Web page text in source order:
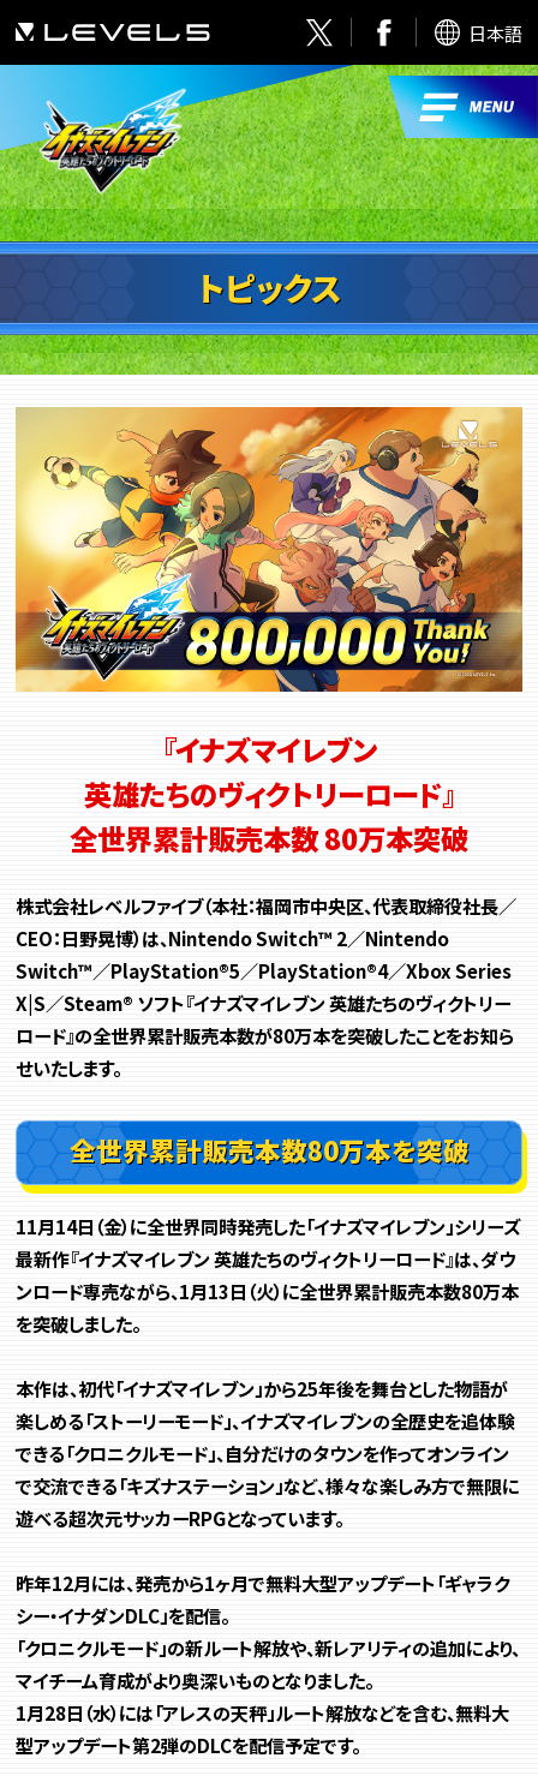
日本語
トピックス
『イナズマイレブン
英雄たちのヴィクトリーロード』
全世界累計販売本数 80万本突破
株式会社レベルファイブ（本社：福岡市中央区、代表取締役社長／
CEO：日野晃博）は、Nintendo Switch™ 2／Nintendo
Switch™／PlayStation®5／PlayStation®4／Xbox Series
X|S／Steam® ソフト『イナズマイレブン 英雄たちのヴィクトリー
ロード』の全世界累計販売本数が80万本を突破したことをお知ら
せいたします。
全世界累計販売本数80万本を突破
11月14日（金）に全世界同時発売した「イナズマイレブン」シリーズ
最新作『イナズマイレブン 英雄たちのヴィクトリーロード』は、ダウ
ンロード専売ながら、1月13日（火）に全世界累計販売本数80万本
を突破しました。
本作は、初代「イナズマイレブン」から25年後を舞台とした物語が
楽しめる「ストーリーモード」、イナズマイレブンの全歴史を追体験
できる「クロニクルモード」、自分だけのタウンを作ってオンライン
で交流できる「キズナステーション」など、様々な楽しみ方で無限に
遊べる超次元サッカーRPGとなっています。
昨年12月には、発売から1ヶ月で無料大型アップデート「ギャラク
シー・イナダンDLC」を配信。
「クロニクルモード」の新ルート解放や、新レアリティの追加により、
マイチーム育成がより奥深いものとなりました。
1月28日（水）には「アレスの天秤」ルート解放などを含む、無料大
型アップデート第2弾のDLCを配信予定です。